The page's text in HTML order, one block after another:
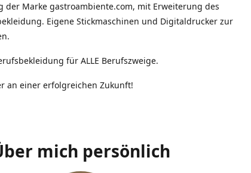
der Marke gastroambiente.com, mit Erweiterung des
Eigene Stickmaschinen und Digitaldrucker zur
für ALLE Berufszweige.
an einer erfolgreichen Zukunft!
mich persönlich